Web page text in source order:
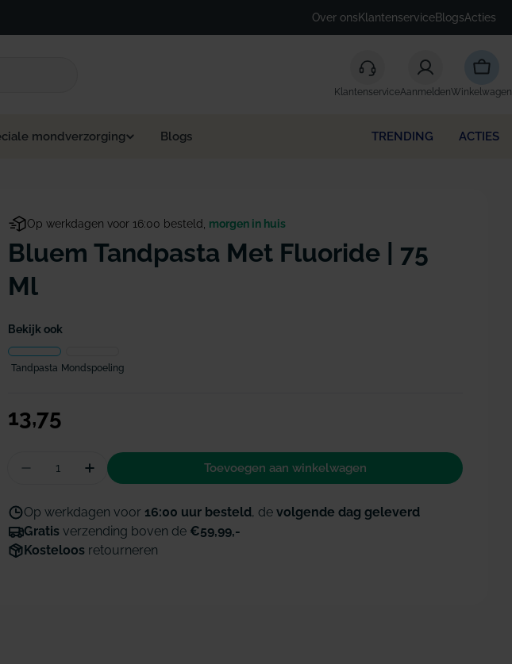
Over onsKlantenserviceBlogsActies
KlantenserviceAanmeldenWinkelwagen
mondverzorging Blogs TRENDING ACTIES
Op werkdagen voor 16:00 besteld, morgen in huis
Bluem Tandpasta Met Fluoride | 75
Ml
Bekijk ook
Tandpasta Mondspoeling
Normale
13,75
Aantal verminderen voor Bluem tandpasta met fluoride
Hoeveelheid verhogen voor Bluem tandpasta met fluoride
Toevoegen aan winkelwagen
Op werkdagen voor 16:00 uur besteld, de volgende dag geleverd
Gratis verzending boven de €59,99,-
Kosteloos retourneren